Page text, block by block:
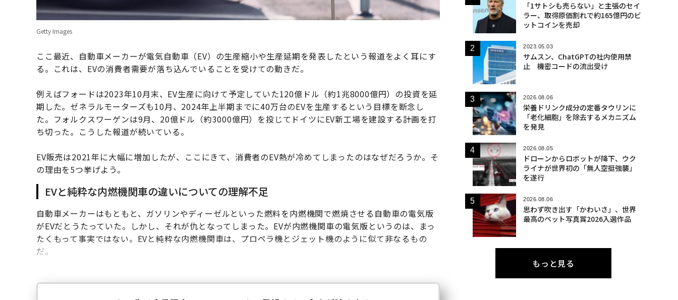
Getty Images
ここ最近、自動車メーカーが電気自動車（EV）の生産縮小や生産延期を発表したという報道をよく耳にす
る。これは、EVの消費者需要が落ち込んでいることを受けての動きだ。
例えばフォードは2023年10月末、EV生産に向けて予定していた120億ドル（約1兆8000億円）の投資を延
期した。ゼネラルモーターズも10月、2024年上半期までに40万台のEVを生産するという目標を断念し
た。フォルクスワーゲンは9月、20億ドル（約3000億円）を投じてドイツにEV新工場を建設する計画を打
ち切った。こうした報道が続いている。
EV販売は2021年に大幅に増加したが、ここにきて、消費者のEV熱が冷めてしまったのはなぜだろうか。そ
の理由を5つ挙げよう。
EVと純粋な内燃機関車の違いについての理解不足
自動車メーカーはもともと、ガソリンやディーゼルといった燃料を内燃機関で燃焼させる自動車の電気版
がEVだとうたっていた。しかし、それが仇となってしまった。EVが内燃機関車の電気版というのは、まっ
たくもって事実ではない。EVと純粋な内燃機関車は、プロペラ機とジェット機のように似て非なるもの
だ。
「1サトシも売らない」と主張のセイ
ラー、取得原価割れで約165億円のビ
ットコインを売却
2023.05.03
サムスン、ChatGPTの社内使用禁
止 機密コードの流出受け
2026.08.06
栄養ドリンク成分の定番タウリンに
「老化細胞」を除去するメカニズム
を発見
2026.08.05
ドローンからロボットが降下、ウク
ライナが世界初の「無人空挺強襲」
を遂行
2026.08.06
思わず吹き出す「かわいさ」、世界
最高のペット写真賞2026入選作品
もっと見る